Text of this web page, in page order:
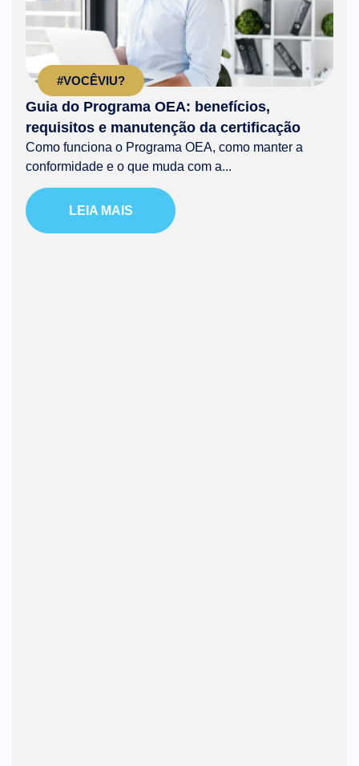
#VOCÊVIU?
Guia do Programa OEA: benefícios,
requisitos e manutenção da certificação
Como funciona o Programa OEA, como manter a
conformidade e o que muda com a...
LEIA MAIS